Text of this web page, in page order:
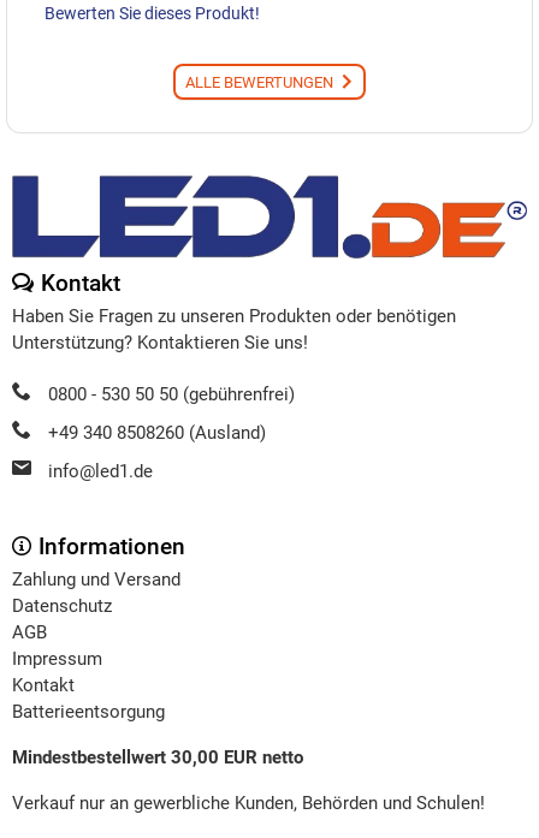
Bewerten Sie dieses Produkt!
ALLE BEWERTUNGEN
Kontakt
Haben Sie Fragen zu unseren Produkten oder benötigen
Unterstützung? Kontaktieren Sie uns!
0800 - 530 50 50 (gebührenfrei)
+49 340 8508260 (Ausland)
info@led1.de
Informationen
Zahlung und Versand
Datenschutz
AGB
Impressum
Kontakt
Batterieentsorgung
Mindestbestellwert 30,00 EUR netto
Verkauf nur an gewerbliche Kunden, Behörden und Schulen!